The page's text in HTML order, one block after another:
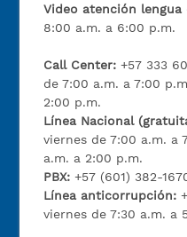
Video atención lengua
8:00 a.m. a 6:00 p.m.
Call Center:+57 333
de 7:00 a.m. a 7:00
2:00 p.m.
Línea Nacional
viernes de 7:00 a.m. a
a.m. a 2:00 p.m.
PBX:+57 (601) 382-
Línea anticorrupción:
viernes de 7:30 a.m. a